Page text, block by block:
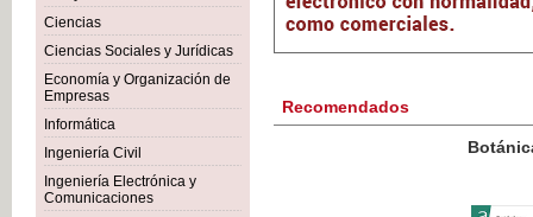
Ciencias
Ciencias Sociales y Jurídicas
Economía y Organización de
Empresas
Informática
Ingeniería Civil
Ingeniería Electrónica y
Comunicaciones
Recomendados
Botánica Agroalimentaria